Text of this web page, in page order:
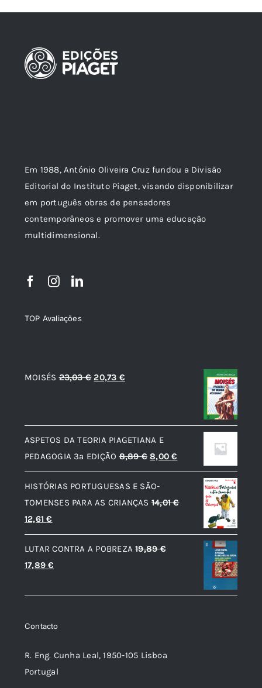
Em 1988, António Oliveira Cruz fundou a Divisão
Editorial do Instituto Piaget, visando disponibilizar
em português obras de pensadores
contemporâneos e promover uma educação
multidimensional.
TOP Avaliações
MOISÉS 23,03€ O
era:
23,03 €.
20,73 €
é:
20,73 €.
ASPETOS DA TEORIA PIAGETIANA E
PEDAGOGIA 3ª EDIÇÃO 8,89€ O
preço
original
era:
8,00€
preço
é:
HISTÓRIAS PORTUGUESAS E SÃO-
TOMENSES PARA AS CRIANÇAS 14,01€
O
preço
original
era:
12,61€
preço
atual
é:
LUTAR CONTRA A POBREZA 19,89€
O
original
19,89 €.
17,89€
atual
17,89 €.
Contacto
R. Eng. Cunha Leal, 1950-105 Lisboa
Portugal